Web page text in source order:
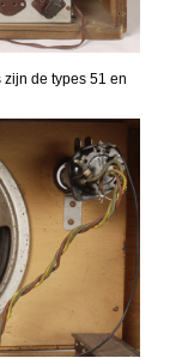
zijn de types 51 en